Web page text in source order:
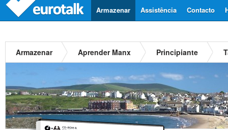
Contacto
Assistência
Armazenar
Armazenar Aprender Manx Principiante